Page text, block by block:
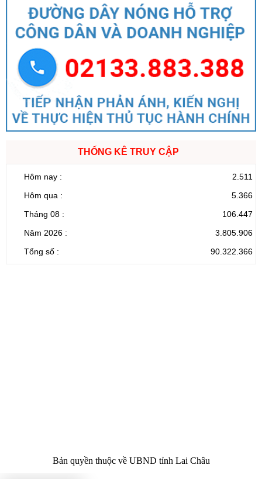
THỐNG KÊ TRUY CẬP
Hôm nay :
2.511
Hôm qua :
5.366
Tháng 08 :
106.447
Năm 2026 :
3.805.906
Tổng số :
90.322.366
Bản quyền thuộc về UBND tỉnh Lai Châu